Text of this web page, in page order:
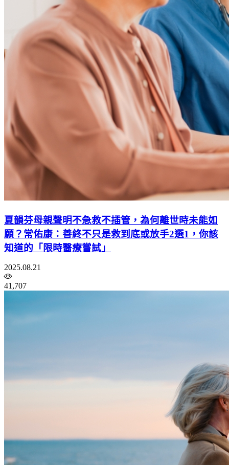
夏韻芬母親聲明不急救不插管，為何離世時未能如
願？常佑康：善終不只是救到底或放手2選1，你該
知道的「限時醫療嘗試」
2025.08.21
41,707